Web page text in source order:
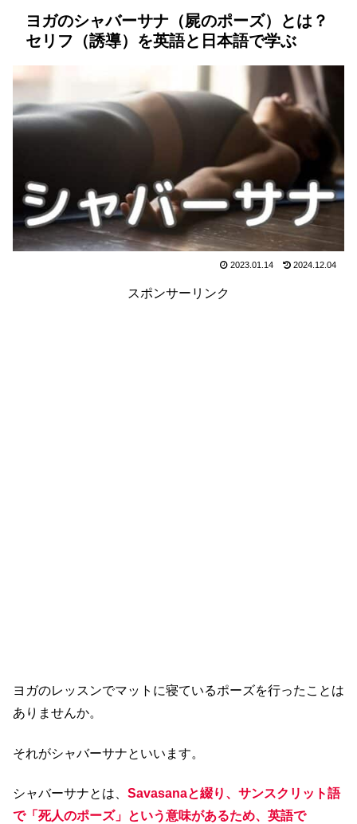
ヨガのシャバーサナ（屍のポーズ）とは？
セリフ（誘導）を英語と日本語で学ぶ
2023.01.14 2024.12.04
スポンサーリンク
ヨガのレッスンでマットに寝ているポーズを行ったことは
ありませんか。
それがシャバーサナといいます。
シャバーサナとは、 Savasanaと綴り、サンスクリット語
で「死人のポーズ」という意味があるため、英語で